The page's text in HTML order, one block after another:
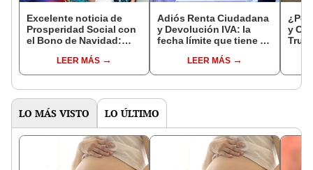
Excelente noticia de
Prosperidad Social con
el Bono de Navidad:
con aumento y cómo
cobrar en Banco Agrario
LEER MÁS
Adiós Renta Ciudadana
y Devolución IVA: la
fecha límite que tiene 1
no perder el pago
LEER MÁS
¿Por
y
LO MÁS VISTO LO ÚLTIMO